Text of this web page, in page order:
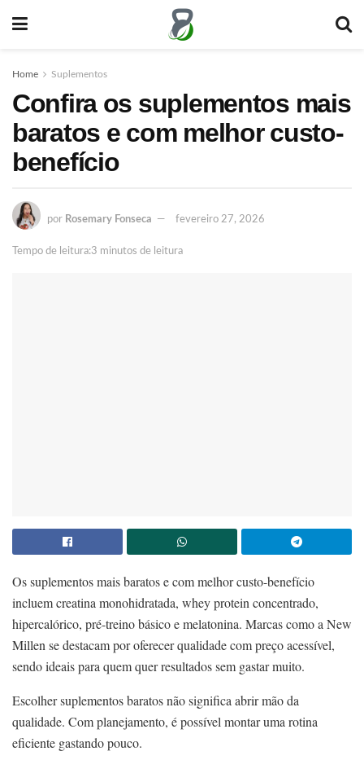
Home Suplementos
Confira os suplementos mais
baratos e com melhor custo-
benefício
por Rosemary Fonseca fevereiro 27, 2026
Tempo de leitura:3 minutos de leitura
Os suplementos mais baratos e com melhor custo-benefício
incluem creatina monohidratada, whey protein concentrado,
hipercalórico, pré-treino básico e melatonina. Marcas como a New
Millen se destacam por oferecer qualidade com preço acessível,
sendo ideais para quem quer resultados sem gastar muito.
Escolher suplementos baratos não significa abrir mão da
qualidade. Com planejamento, é possível montar uma rotina
eficiente gastando pouco.